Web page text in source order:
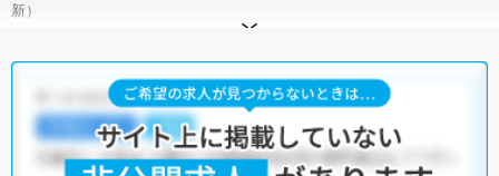
新）
サイト上に掲載されている求人の他に、
う求人を提案させていただきます。
名古屋市港区の作業療法士求人では以下のような条件が人気です。
土日祝休・積極採用中・残業少なめ・正社員(正職員)
・クリニック・介護福祉施設 ・訪問リハビリ(在宅医療)・